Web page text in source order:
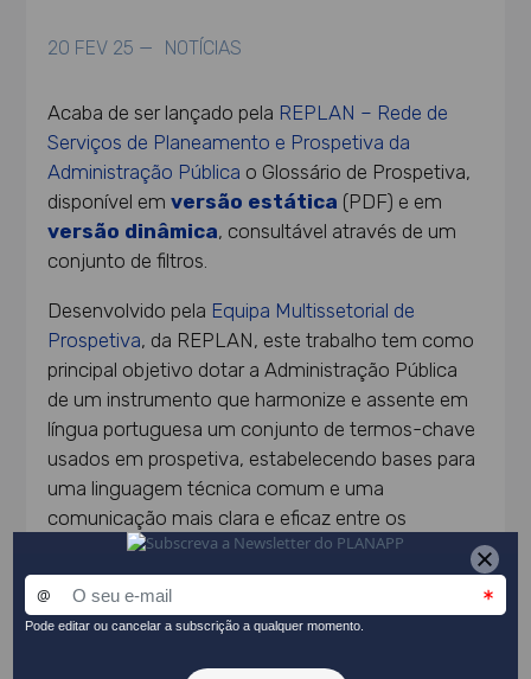
20 FEV 25 — NOTÍCIAS
Acaba de ser lançado pela REPLAN – Rede de
Serviços de Planeamento e Prospetiva da
Administração Pública o Glossário de Prospetiva,
disponível emversão estática (PDF) e em
versão dinâmica, consultável através de um
conjunto de filtros.
Desenvolvido pela Equipa Multissetorial de
Prospetiva, da REPLAN, este trabalho tem como
principal objetivo dotar a Administração Pública
de um instrumento que harmonize e assente em
língua portuguesa um conjunto de termos-chave
usados em prospetiva, estabelecendo bases para
uma linguagem técnica comum e uma
comunicação mais clara e eficaz entre os
diferentes atores e entidades que atuam neste
domínio. A necessidade de um Glossário torna-se
essencial considerando a ampla elasticidade
semântica a que certos termos se prestam, quer
no uso corrente da língua, quer na sua utilização